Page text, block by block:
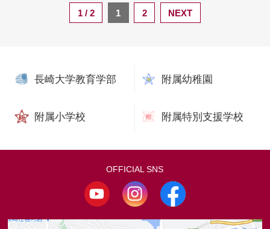
1 / 2 1 2 NEXT
長崎大学教育学部 附属幼稚園
附属小学校 附属特別支援学校
OFFICIAL SNS